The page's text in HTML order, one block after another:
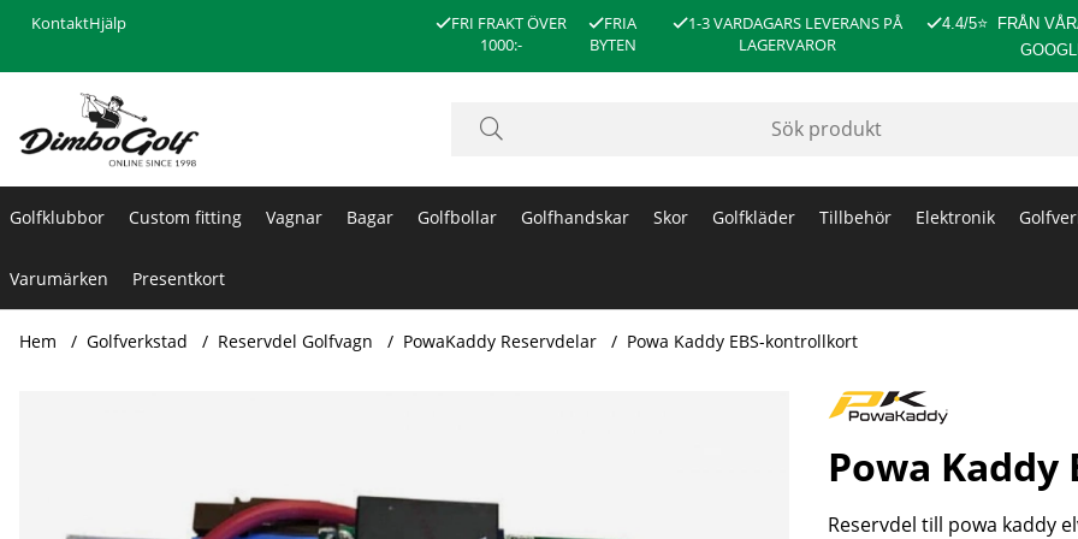
KontaktHjälp
FRI FRAKT ÖVER
1000:-
FRIA
BYTEN
1-3 VARDAGARS LEVERANS PÅ
LAGERVAROR
4.4/5⭐
FRÅN
Golfklubbor Custom fitting Vagnar Bagar Golfbollar Golfhandskar Skor Golfkläder Tillbehör Elektronik
Varumärken Presentkort
Hem Golfverkstad Reservdel Golfvagn PowaKaddy Reservdelar Powa Kaddy EBS-kontrollkort
Powa
Reservdel till powa kaddy